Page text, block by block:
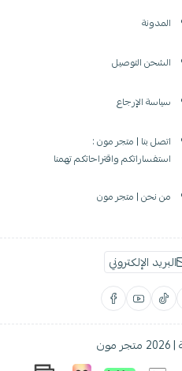
المدونة
الشحن التوصيل
سياسة الإرجاع
اتصل بنا | متجر مون :
استفساراتكم واقتراحاتكم تهمنا
من نحن | متجر مون
البريد الإلكتروني
متجر مون